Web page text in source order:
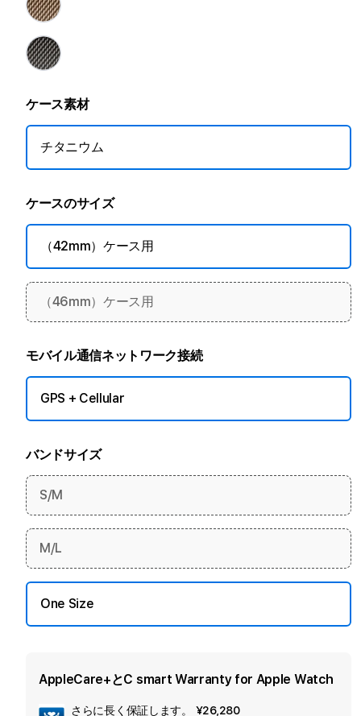
ケース素材
チタニウム
ケースのサイズ
（42mm）ケース用
（46mm）ケース用
モバイル通信ネットワーク接続
GPS + Cellular
バンドサイズ
S/M
M/L
One Size
AppleCare+とC smart Warranty for Apple Watch
さらに長く保証します。 ¥26,280